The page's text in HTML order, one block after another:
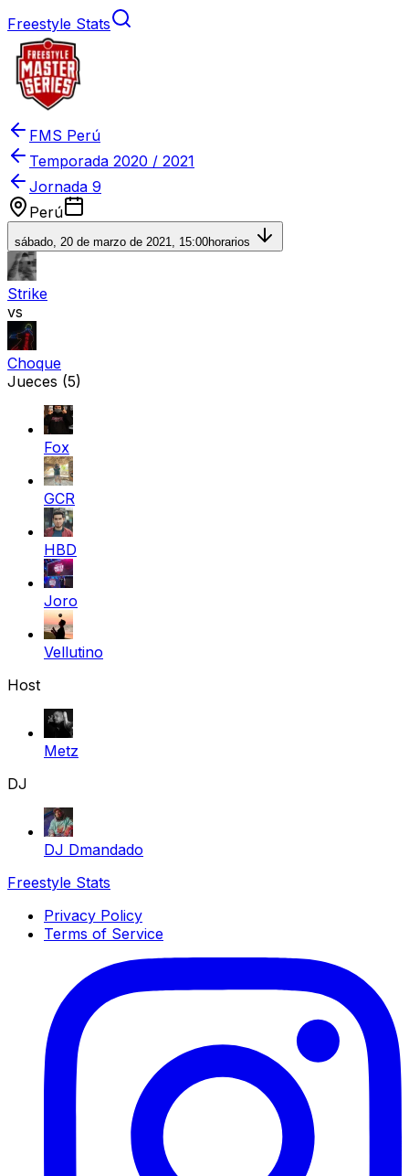
Freestyle Stats
FMS Perú
Temporada 2020 / 2021
Jornada 9
Perú
sábado, 20 de marzo de 2021, 15:00horarios
Strike
vs
Choque
Jueces (5)
Fox
GCR
HBD
Joro
Vellutino
Host
Metz
DJ
DJ Dmandado
Freestyle Stats
Privacy Policy
Terms of Service